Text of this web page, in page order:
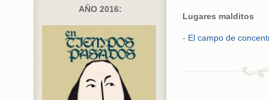
AÑO 2016:
Lugares malditos
- El campo de